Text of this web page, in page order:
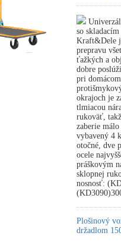
so
Kraft&Dele
prepravu
ťažkých a
dobre
pri
okrajoch je
tlmiacou
rukoväť,
zaberie
vybavený 4
otočné, dve
ocele
práškovým
sklopnej
nosnosť:
Plošinový
držadlom